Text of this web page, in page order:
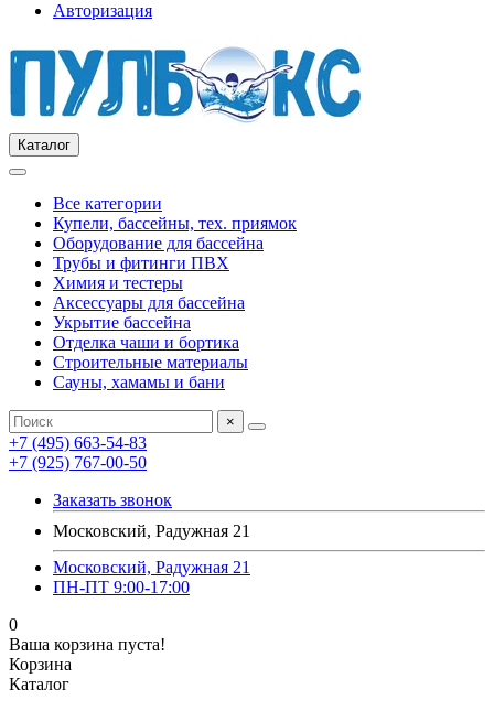
Авторизация
Каталог
Все категории
Купели, бассейны, тех. приямок
Оборудование для бассейна
Трубы и фитинги ПВХ
Химия и тестеры
Аксессуары для бассейна
Укрытие бассейна
Отделка чаши и бортика
Строительные материалы
Сауны, хамамы и бани
×
+7 (495) 663-54-83
+7 (925) 767-00-50
Заказать звонок
Московский, Радужная 21
Московский, Радужная 21
ПН-ПТ 9:00-17:00
0
Ваша корзина пуста!
Корзина
Каталог